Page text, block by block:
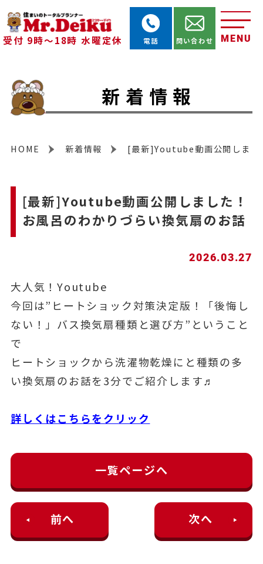
受付 9時～18時 水曜定休 MENU
電話 問い合わせ
新着情報
HOME 新着情報 [最新]Youtube動画公開しまし
[最新]Youtube動画公開しました！
お風呂のわかりづらい換気扇のお話
2026.03.27
大人気！Youtube
今回は”ヒートショック対策決定版！「後悔し
ない！」バス換気扇種類と選び方”ということ
で
ヒートショックから洗濯物乾燥にと種類の多
い換気扇のお話を3分でご紹介します♬
詳しくはこちらをクリック
前へ
一覧ページへ
次へ